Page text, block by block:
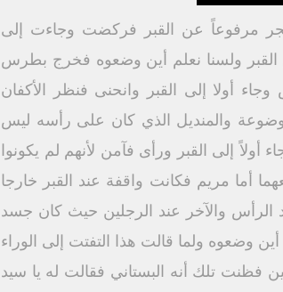
مرفوعاً عن القبر فركضت وجاءت إلى
القبر ولسنا نعلم أين وضعوه فخرج بطرس
وجاء أولا إلى القبر وانحنى فنظر الأكفان
والمنديل الذي كان على رأسه ليس
إلى القبر ورأى فآمن لأنهم لم يكونوا
أما مريم فكانت واقفة عند القبر خارجا
الرأس والآخر عند الرجلين حيث كان جسد
وضعوه ولما قالت هذا التفتت إلى الوراء
فظنت تلك أنه البستاني فقالت له يا سيد